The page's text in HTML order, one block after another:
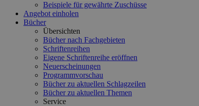
Beispiele für gewährte Zuschüsse
Angebot einholen
Bücher
Übersichten
Bücher nach Fachgebieten
Schriftenreihen
Eigene Schriftenreihe eröffnen
Neuerscheinungen
Programmvorschau
Bücher zu aktuellen Schlagzeilen
Bücher zu aktuellen Themen
Service